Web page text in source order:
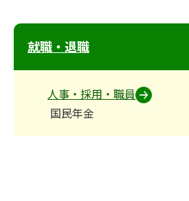
就職・退職
人事・採用・職員
国民年金